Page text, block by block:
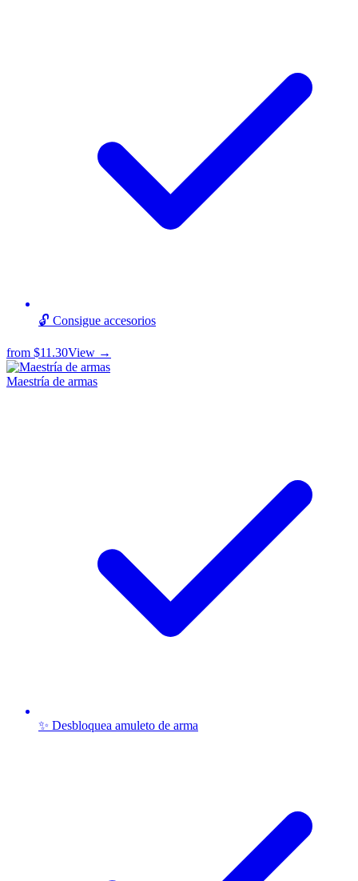
🔓 Consigue accesorios
from $11.30View →
Maestría de armas
✨ Desbloquea amuleto de arma